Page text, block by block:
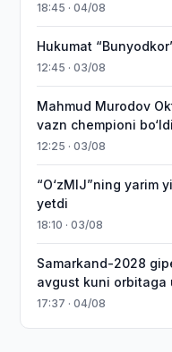
18:45 · 04/08
Hukumat
12:45 · 03/08
Mahmud Murodov
vazn chempioni bo‘ldi
12:25 · 03/08
“O‘zMIJ”ning yarim
yetdi
18:10 · 03/08
Samarkand-2028
avgust kuni orbitaga
17:37 · 04/08